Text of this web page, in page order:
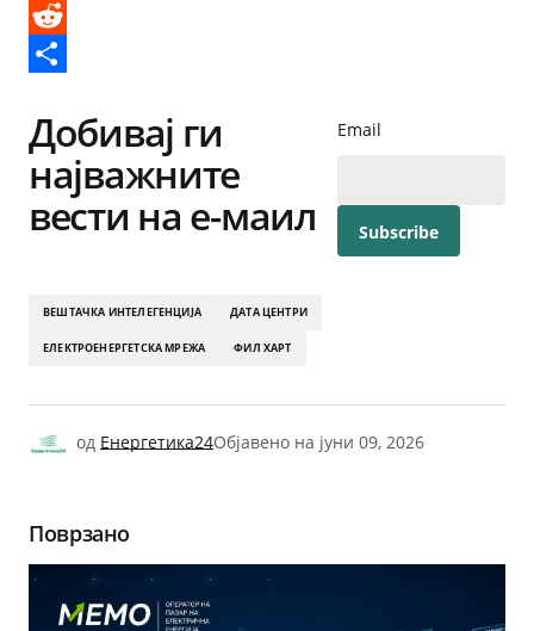
Messenger
Reddit
Добивај ги
најважните
вести на е-маил
Email
ВЕШТАЧКА ИНТЕЛЕГЕНЦИЈА ДАТА ЦЕНТРИ
ЕЛЕКТРОЕНЕРГЕТСКА МРЕЖА ФИЛ ХАРТ
од Енергетика24Објавено на јуни 09, 2026
Поврзано